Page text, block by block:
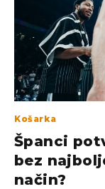
Košarka
Španci
bez
način?